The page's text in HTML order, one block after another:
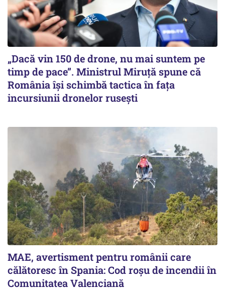
„Dacă vin 150 de drone, nu mai suntem pe
timp de pace”. Ministrul Miruţă spune că
România își schimbă tactica în fața
incursiunii dronelor rusești
MAE, avertisment pentru românii care
călătoresc în Spania: Cod roșu de incendii în
Comunitatea Valenciană